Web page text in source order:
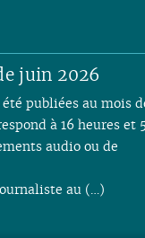
juin 2026
publiées au mois
à 16 heures et
audio ou de
au (…)